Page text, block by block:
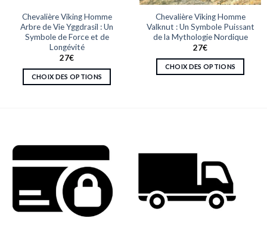
Chevalière Viking Homme
Arbre de Vie Yggdrasil : Un
Symbole de Force et de
Longévité
27€
CHOIX DES OPTIONS
options
peuvent
être
choisies
sur
Chevalière Viking Homme
Valknut : Un Symbole Puissant
de la Mythologie Nordique
27€
CHOIX DES OPTIONS
peuvent
être
choisies
sur